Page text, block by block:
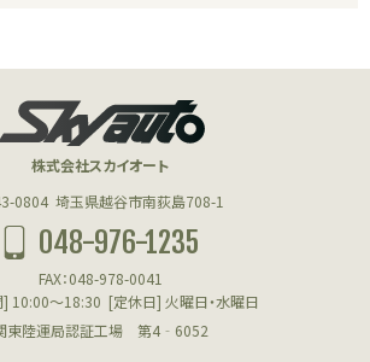
株式会社スカイオート
0804 埼玉県越谷市南荻島708-1
048-976-1235
FAX：048-978-0041
] 10:00～18:30 [定休日] 火曜日・水曜日
東陸運局認証工場 第4‐6052